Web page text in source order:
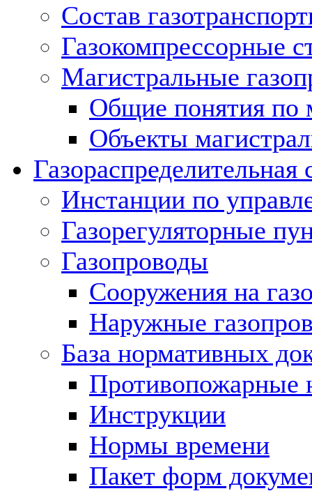
Состав
Газокомпрессорные
Магистральные
Общие понятия по
Объекты
Газораспределительная
Инстанции по
Газорегуляторные
Газопроводы
Сооружения на
Наружные
База нормативных
Противопожарные
Инструкции
Нормы времени
Пакет форм